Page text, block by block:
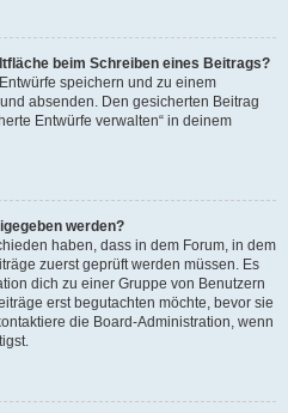
beim Schreiben eines Beitrags?
speichern und zu einem
absenden. Den gesicherten Beitrag
Entwürfe verwalten“ in deinem
werden?
haben, dass in dem Forum, in dem
zuerst geprüft werden müssen. Es
dich zu einer Gruppe von Benutzern
erst begutachten möchte, bevor sie
die Board-Administration, wenn